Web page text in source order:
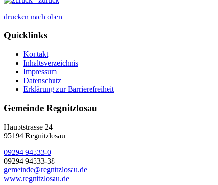
drucken nach oben
Quicklinks
Kontakt
Inhaltsverzeichnis
Impressum
Datenschutz
Erklärung zur Barrierefreiheit
Gemeinde Regnitzlosau
Hauptstrasse 24
95194 Regnitzlosau
09294 94333-0
09294 94333-38
gemeinde@regnitzlosau.de
www.regnitzlosau.de